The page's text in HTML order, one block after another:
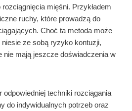
mięśni. Przykładem
ruchy, które prowadzą do
Choć ta metoda może
ze sobą ryzyko kontuzji,
nie mają jeszcze doświadczenia w
odpowiedniej techniki rozciągania
do indywidualnych potrzeb oraz